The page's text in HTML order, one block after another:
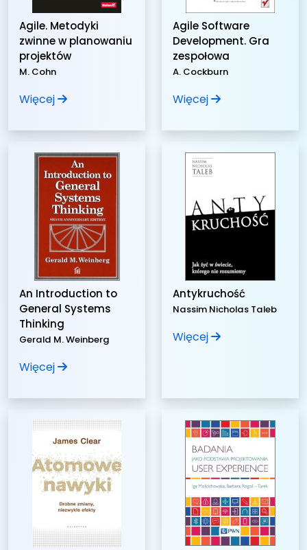
Agile. Metodyki
zwinne w planowaniu
projektów
M. Cohn
Więcej
Agile Software
Development. Gra
zespołowa
A. Cockburn
Więcej
An Introduction to
General Systems
Thinking
Gerald M. Weinberg
Więcej
Antykruchość
Nassim Nicholas Taleb
Więcej